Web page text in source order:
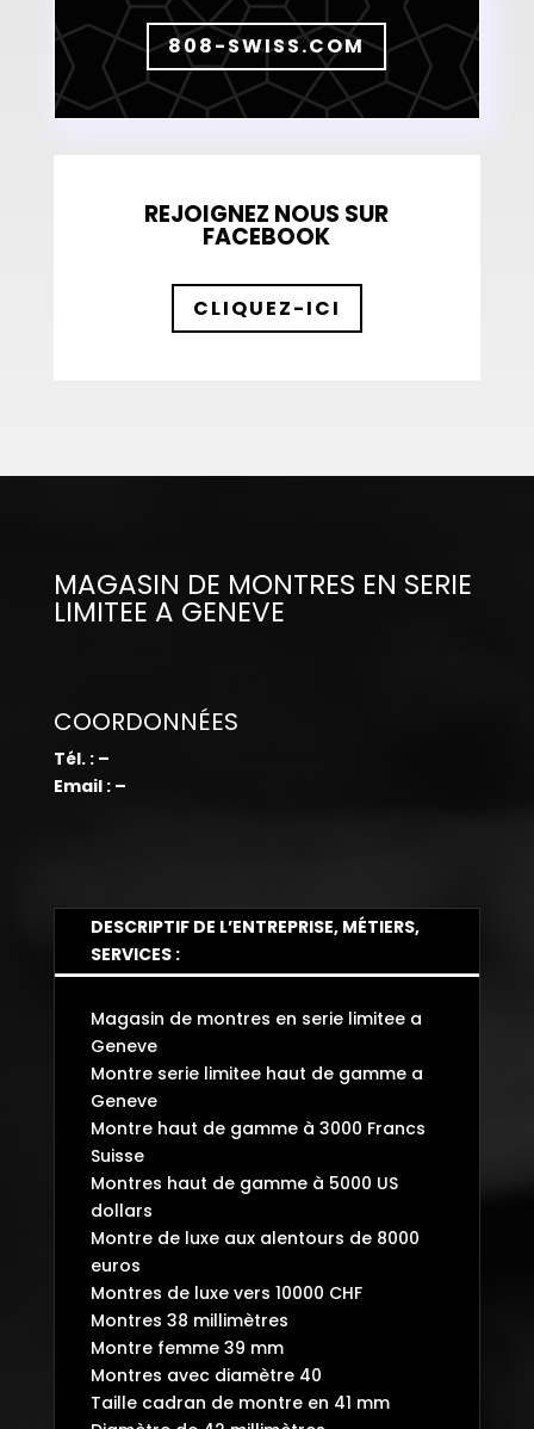
808-SWISS.COM
REJOIGNEZ NOUS SUR
FACEBOOK
CLIQUEZ-ICI
MAGASIN DE MONTRES EN SERIE
LIMITEE A GENEVE
COORDONNÉES
Tél. : –
Email : –
DESCRIPTIF DE L’ENTREPRISE, MÉTIERS,
SERVICES :
Magasin de montres en serie limitee a
Geneve
Montre serie limitee haut de gamme a
Geneve
Montre haut de gamme à 3000 Francs
Suisse
Montres haut de gamme à 5000 US
dollars
Montre de luxe aux alentours de 8000
euros
Montres de luxe vers 10000 CHF
Montres 38 millimètres
Montre femme 39 mm
Montres avec diamètre 40
Taille cadran de montre en 41 mm